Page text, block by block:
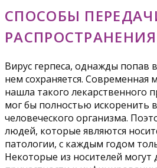
СПОСОБЫ
Вирус герпеса, однажды попав
нем сохраняется. Современная
нашла такого лекарственного
мог бы полностью искоренить
человеческого организма.
людей, которые являются
патологии, с каждым годом
Некоторые из носителей могут